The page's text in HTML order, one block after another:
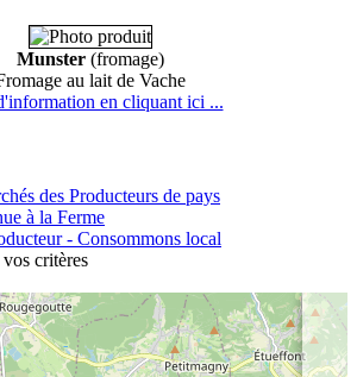
Munster (fromage)
au lait de Vache
en cliquant ici ...
des Producteurs de pays
à la Ferme
- Consommons local
critères